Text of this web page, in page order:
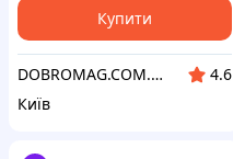
Купити
DOBROMAG.COM.UA - ДОБРОМАГ
4.6
Київ